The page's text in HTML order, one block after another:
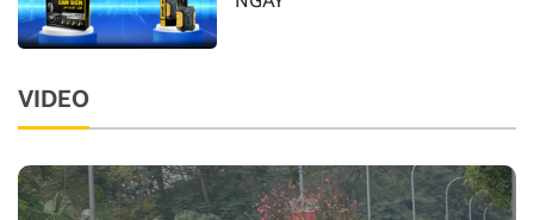
VIDEO